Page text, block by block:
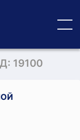
19100